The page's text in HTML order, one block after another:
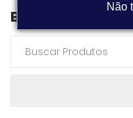
Não
Buscar Produtos